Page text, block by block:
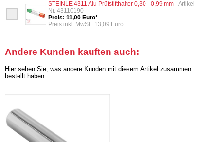
STEINLE 4311 Alu Prüfstifthalter 0,30 - 0,99 mm - Artikel-
Nr. 43110190
Preis: 11,00 Euro*
Preis inkl. MwSt.: 13,09 Euro
Andere Kunden kauften auch:
Hier sehen Sie, was andere Kunden mit diesem Artikel zusammen
bestellt haben.